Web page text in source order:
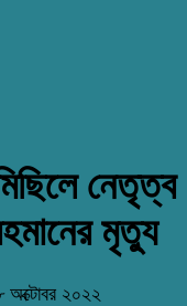
নেতৃত্ব
মৃত্যু
২০২২